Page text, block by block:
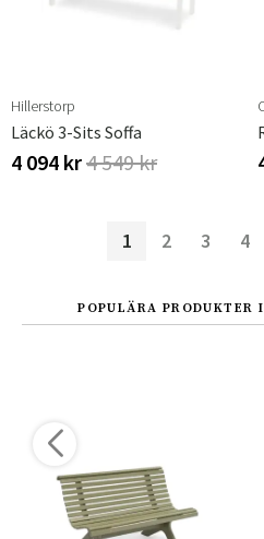
Hillerstorp
Läckö 3-Sits Soffa
4 094 kr4 549 kr
1 2 3 4
POPULÄRA PRODUKTER